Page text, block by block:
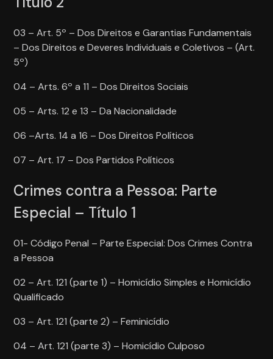
03 – Art. 5º – Dos Direitos e Garantias Fundamentais
– Dos Direitos e Deveres Individuais e Coletivos – (Art.
5º)
04 – Arts. 6º a 11 – Dos Direitos Sociais
05 – Arts. 12 e 13 – Da Nacionalidade
06 –Arts. 14 a 16 – Dos Direitos Políticos
07 – Art. 17 – Dos Partidos Políticos
Crimes contra a Pessoa: Parte
Especial – Título 1
01- Código Penal – Parte Especial: Dos Crimes Contra
a Pessoa
02 – Art. 121 (parte 1) – Homicídio Simples e Homicídio
Qualificado
03 – Art. 121 (parte 2) – Feminicídio
04 – Art. 121 (parte 3) – Homicídio Culposo